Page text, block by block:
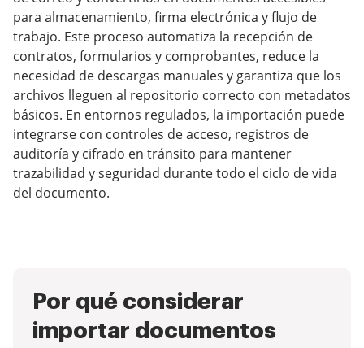
para almacenamiento, firma electrónica y flujo de
trabajo. Este proceso automatiza la recepción de
contratos, formularios y comprobantes, reduce la
necesidad de descargas manuales y garantiza que los
archivos lleguen al repositorio correcto con metadatos
básicos. En entornos regulados, la importación puede
integrarse con controles de acceso, registros de
auditoría y cifrado en tránsito para mantener
trazabilidad y seguridad durante todo el ciclo de vida
del documento.
Por qué considerar
importar documentos